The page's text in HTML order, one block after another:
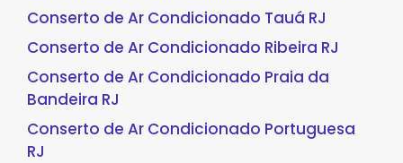
Conserto de Ar Condicionado Tauá RJ
Conserto de Ar Condicionado Ribeira RJ
Conserto de Ar Condicionado Praia da
Bandeira RJ
Conserto de Ar Condicionado Portuguesa
RJ